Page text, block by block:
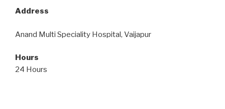
Address
Anand Multi Speciality Hospital, Vaijapur
Hours
24 Hours